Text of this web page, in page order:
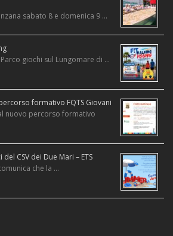
sabato 8 e domenica 9 …
giochi sul Lungomare di …
formativo FQTS Giovani
nuovo percorso formativo
CSV dei Due Mari – ETS
che la …